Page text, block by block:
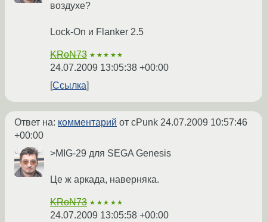
воздухе?
Lock-On и Flanker 2.5
KRoN73 ★★★★★
24.07.2009 13:05:38 +00:00
Ссылка
Ответ на: комментарий от cPunk 24.07.2009 10:57:46
+00:00
>MIG-29 для SEGA Genesis
Це ж аркада, наверняка.
KRoN73 ★★★★★
24.07.2009 13:05:58 +00:00